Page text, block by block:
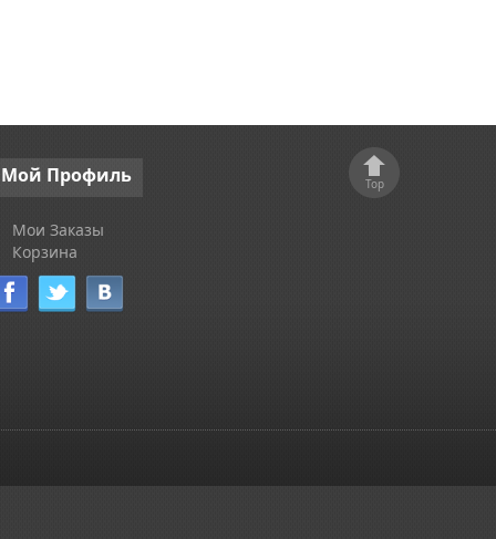
Мой Профиль
Мои Заказы
Корзина
Top